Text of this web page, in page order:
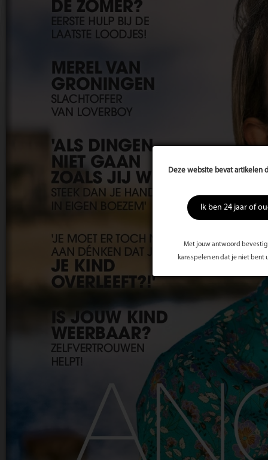
Deze website bevat artikelen
Ik ben 24 jaar of
Met jouw antwoord bevestig
kansspelen en dat je niet bent